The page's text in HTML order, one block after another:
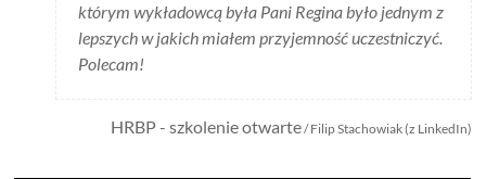
którym wykładowcą była Pani Regina było jednym z
lepszych w jakich miałem przyjemność uczestniczyć.
Polecam!
HRBP - szkolenie otwarte/ Filip Stachowiak (z LinkedIn)